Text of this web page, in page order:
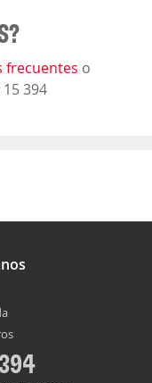
frecuentes o
394